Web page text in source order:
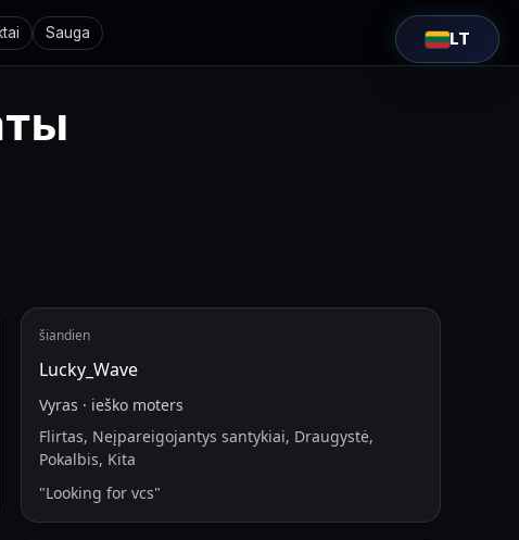
Sauga LT
šiandien
Lucky_Wave
Vyras · ieško moters
Flirtas, Neįpareigojantys santykiai, Draugystė,
Pokalbis, Kita
"Looking for vcs"